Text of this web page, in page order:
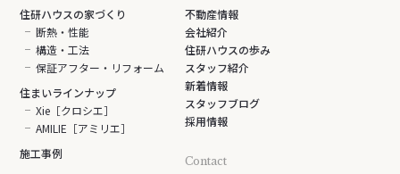
住研ハウスの家づくり
断熱・性能
構造・工法
保証アフター・リフォーム
住まいラインナップ
Xie［クロシエ］
AMILIE［アミリエ］
施工事例
不動産情報
会社紹介
住研ハウスの歩み
スタッフ紹介
新着情報
スタッフブログ
採用情報
Contact